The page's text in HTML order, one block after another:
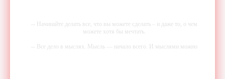
-- Начинайте делать все, что вы можете сделать – и даже то, о чем
можете хотя бы мечтать.
-- Все дело в мыслях. Мысль — начало всего. И мыслями можно